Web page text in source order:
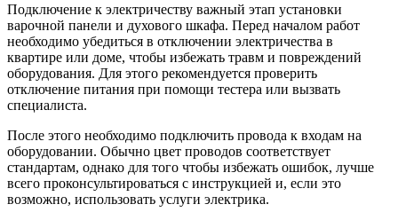
Подключение к электричеству важный этап установки
варочной панели и духового шкафа. Перед началом работ
необходимо убедиться в отключении электричества в
квартире или доме, чтобы избежать травм и повреждений
оборудования. Для этого рекомендуется проверить
отключение питания при помощи тестера или вызвать
специалиста.
После этого необходимо подключить провода к входам на
оборудовании. Обычно цвет проводов соответствует
стандартам, однако для того чтобы избежать ошибок, лучше
всего проконсультироваться с инструкцией и, если это
возможно, использовать услуги электрика.